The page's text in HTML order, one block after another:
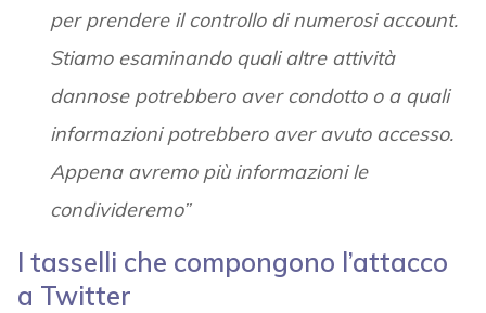
per prendere il controllo di numerosi account.
Stiamo esaminando quali altre attività
dannose potrebbero aver condotto o a quali
informazioni potrebbero aver avuto accesso.
Appena avremo più informazioni le
condivideremo”
I tasselli che compongono l’attacco
a Twitter